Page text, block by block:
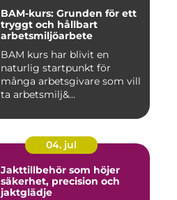
BAM-kurs: Grunden för ett
tryggt och hållbart
arbetsmiljöarbete
BAM kurs har blivit en
naturlig startpunkt för
många arbetsgivare som vill
ta arbetsmilj&...
04. jul
Jakttillbehör som höjer
säkerhet, precision och
jaktglädje